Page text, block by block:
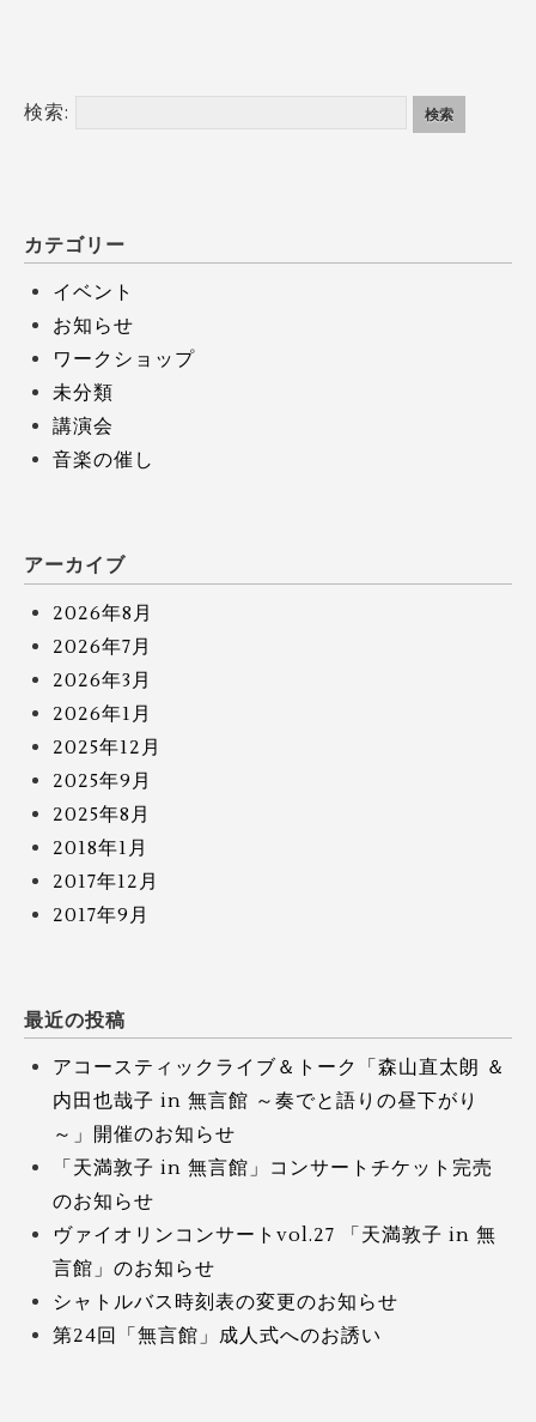
検索:
カテゴリー
イベント
お知らせ
ワークショップ
未分類
講演会
音楽の催し
アーカイブ
2026年8月
2026年7月
2026年3月
2026年1月
2025年12月
2025年9月
2025年8月
2018年1月
2017年12月
2017年9月
最近の投稿
アコースティックライブ＆トーク「森山直太朗 ＆
内田也哉子 in 無言館 ～奏でと語りの昼下がり
～」開催のお知らせ
「天満敦子 in 無言館」コンサートチケット完売
のお知らせ
ヴァイオリンコンサートvol.27 「天満敦子 in 無
言館」のお知らせ
シャトルバス時刻表の変更のお知らせ
第24回「無言館」成人式へのお誘い